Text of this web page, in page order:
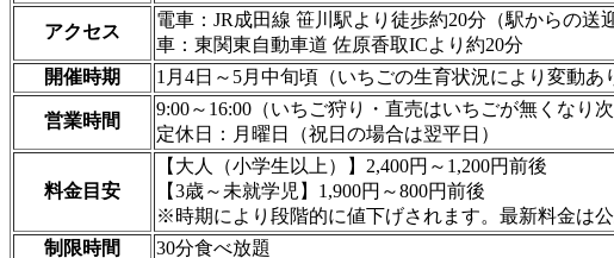
アクセス
電車：JR成田線 笹川駅より徒歩約20分（駅からの送
車：東関東自動車道 佐原香取ICより約20分
開催時期
1月4日～5月中旬頃（いちごの生育状況により変動あ
営業時間
9:00～16:00（いちご狩り・直売はいちごが無くなり次
定休日：月曜日（祝日の場合は翌平日）
料金目安
【大人（小学生以上）】2,400円～1,200円前後
【3歳～未就学児】1,900円～800円前後
※時期により段階的に値下げされます。最新料金は
制限時間
30分食べ放題